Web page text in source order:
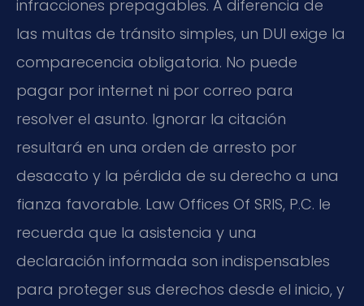
infracciones prepagables. A diferencia de
las multas de tránsito simples, un DUI exige la
comparecencia obligatoria. No puede
pagar por internet ni por correo para
resolver el asunto. Ignorar la citación
resultará en una orden de arresto por
desacato y la pérdida de su derecho a una
fianza favorable. Law Offices Of SRIS, P.C. le
recuerda que la asistencia y una
declaración informada son indispensables
para proteger sus derechos desde el inicio, y